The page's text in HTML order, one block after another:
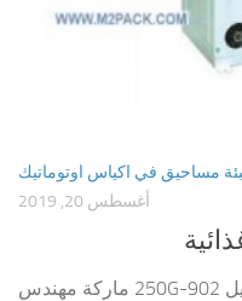
مساحيق في اكياس اوتوماتيك
أغسطس 20, 2019
مكائن تعبيه و تغليف مواد غذائية موديل 902-250G ماركة مهندس